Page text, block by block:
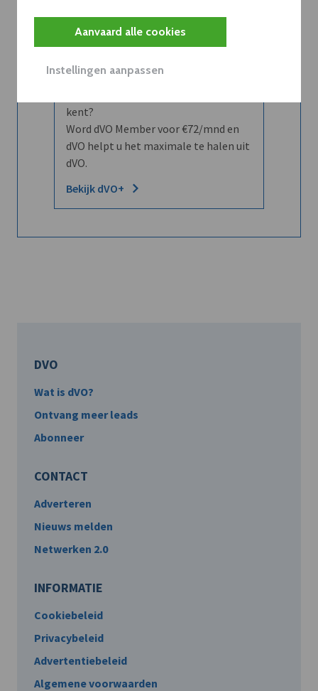
Aanvaard alle cookies
Instellingen aanpassen
Wilt u niet enkel de dVO community
kent?
Word dVO Member voor €72/mnd en
dVO helpt u het maximale te halen uit
dVO.
Bekijk dVO+
DVO
Wat is dVO?
Ontvang meer leads
Abonneer
CONTACT
Adverteren
Nieuws melden
Netwerken 2.0
INFORMATIE
Cookiebeleid
Privacybeleid
Advertentiebeleid
Algemene voorwaarden